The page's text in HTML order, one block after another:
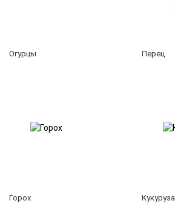
Огурцы Перец
Горох Кукуруза